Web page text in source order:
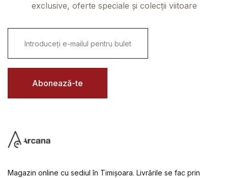
exclusive, oferte speciale și colecții viitoare
i
l
Abonează-te
Magazin online cu sediul în Timișoara. Livrările se fac prin